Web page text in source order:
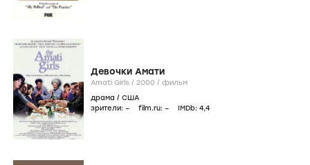
Девочки Амати
Amati Girls / 2000 / фильм
драма / США
зрители: – film.ru: – IMDb: 4,4